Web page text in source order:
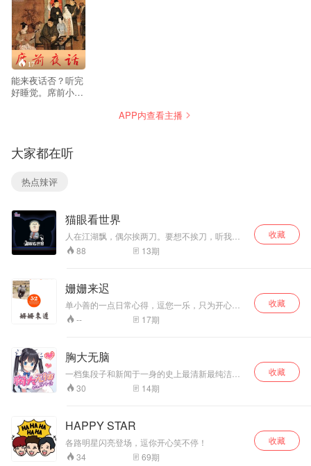
17
能来夜话否？听完
好睡觉。席前小
APP内查看主播
大家都在听
热点辣评
猫眼看世界
人在江湖飘，偶尔挨两刀。要想不挨刀，听我瞎
叨叨。这里是猫眼看世界，资深段子手姬师兄带
你侃尽人间百态，阅尽大千世界。听到你手机没
high！更多精彩内容订阅猫巷微信公众号：
MXRadio；qq听友群：296122873
88 13期
收藏
姗姗来迟
单小善的一点日常心得，逗您一乐，只为开心，
千金难买爷高兴
-- 17期
收藏
胸大无脑
一档集段子和新闻于一身的史上最清新最纯洁搞
笑吐槽节目！ 粉丝群：545243385
wibo&wechat：养只妖怪
30 14期
收藏
HAPPY STAR
各路明星闪亮登场，逗你开心笑不停！
34
69期
收藏